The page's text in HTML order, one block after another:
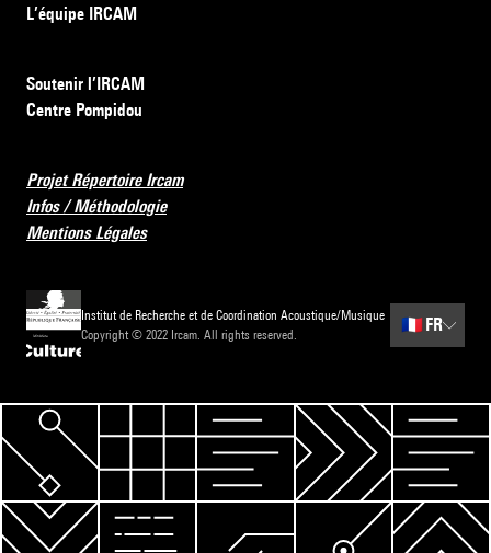
L’équipe IRCAM
Soutenir l’IRCAM
Centre Pompidou
Projet Répertoire Ircam
Infos / Méthodologie
Mentions Légales
Institut de Recherche et de Coordination Acoustique/Musique
Copyright © 2022 Ircam. All rights reserved.
🇫🇷 FR